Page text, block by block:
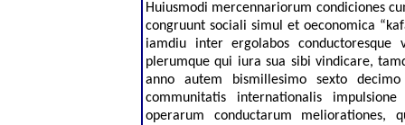
Huiusmodi mercennariorum condiciones
congruunt sociali simul et oeconomica
iamdiu inter ergolabos
plerumque qui iura sua sibi vindicare,
anno autem bismillesimo sexto
communitatis internationalis
operarum conductarum meliorationes,